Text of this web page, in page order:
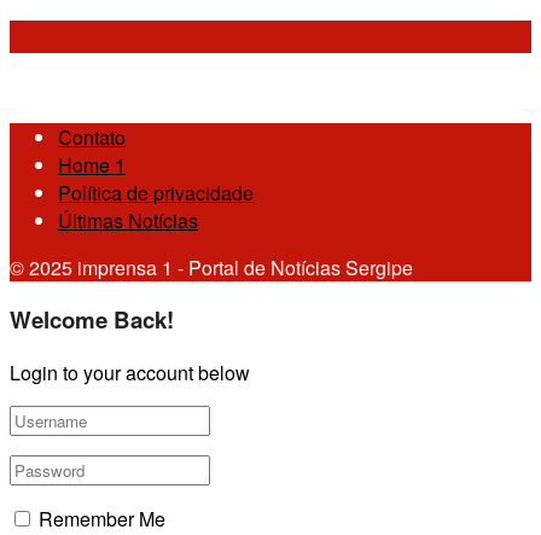
Contato
Home 1
Política de privacidade
Últimas Notícias
© 2025 imprensa 1 - Portal de Notícias Sergipe
Welcome Back!
Login to your account below
Remember Me